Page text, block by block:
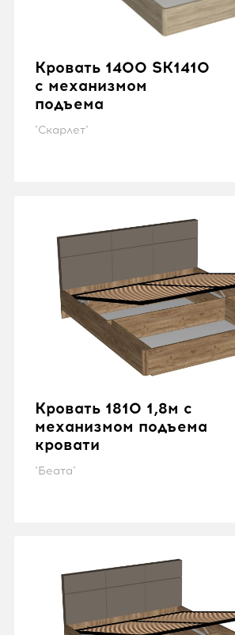
Кровать 1400 SK1410
с механизмом
подъема
"Скарлет"
Кровать 1810 1,8м с
механизмом подъема
кровати
"Беата"